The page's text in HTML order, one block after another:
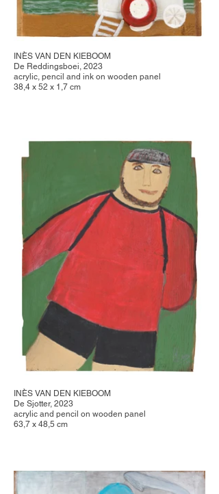
INÈS VAN DEN KIEBOOM
De Reddingsboei, 2023
acrylic, pencil and ink on wooden panel
38,4 x 52 x 1,7 cm
INÈS VAN DEN KIEBOOM
De Sjotter, 2023
acrylic and pencil on wooden panel
63,7 x 48,5 cm